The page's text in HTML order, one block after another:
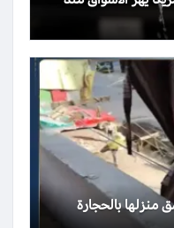
منزلها بالحجارة